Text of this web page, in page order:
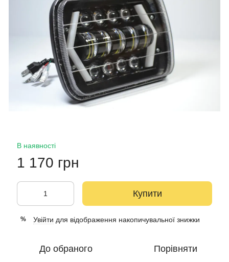
В наявності
1 170 грн
Купити
% Увійти для відображення накопичувальної знижки
До обраного Порівняти